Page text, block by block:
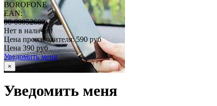
BOROFONE
EAN:
00-00052680
Нет в наличии
Цена производителя:590 руб
Цена 390 руб
Уведомить меня
×
Уведомить меня